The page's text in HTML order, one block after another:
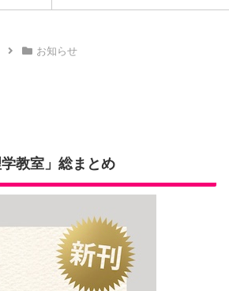
スクとの関係
お知らせ
学教室」総まとめ